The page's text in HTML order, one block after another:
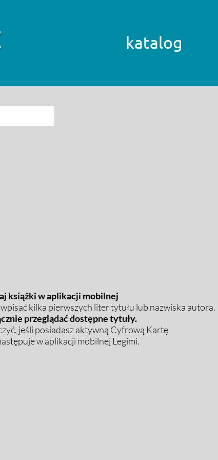
katalog
książki w aplikacji mobilnej
kilka pierwszych liter tytułu lub nazwiska autora.
przeglądać dostępne tytuły.
jeśli posiadasz aktywną Cyfrową Kartę
w aplikacji mobilnej Legimi.